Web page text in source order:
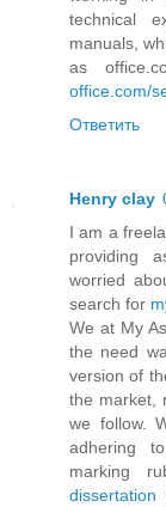
technical
manuals,
as
office.com/
Ответить
Henry clay
I am a
providing
worried
search for
We at My
the need
version of
the market,
we follow.
adhering
marking
dissertation